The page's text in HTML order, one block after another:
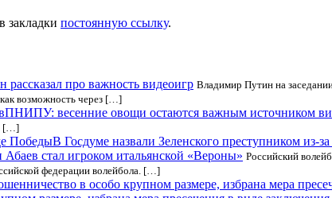
закладки постоянную ссылку.
про важность видеоигр Владимир Путин на
возможность через […]
ПНИПУ: весенние овощи остаются важным источником
[…]
В Госдуме назвали Зеленского преступником из-
Абаев стал игроком итальянской «Вероны» Российский
федерации волейбола. […]